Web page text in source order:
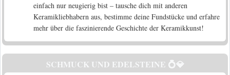
einfach nur neugierig bist – tausche dich mit anderen
Keramikliebhabern aus, bestimme deine Fundstücke und erfahre
mehr über die faszinierende Geschichte der Keramikkunst!
SCHMUCK UND EDELSTEINE 💍💎